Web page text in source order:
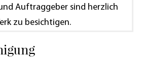
Auftraggeber sind herzlich
zu besichtigen.